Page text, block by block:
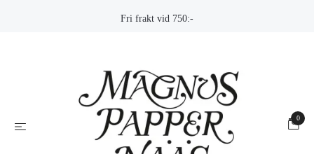
Fri frakt vid 750:-
0